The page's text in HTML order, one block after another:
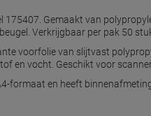
175407. Gemaakt van
Verkrijgbaar per pak 50
voorfolie van slijtvast
en vocht. Geschikt voor
formaat en heeft